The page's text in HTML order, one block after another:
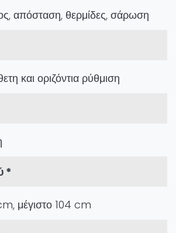
απόσταση, θερμίδες, σάρωση
και οριζόντια ρύθμιση
*
μέγιστο 104 cm